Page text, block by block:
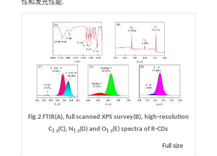
性和发光性能.
Fig.2 FTIR(A), full scanned XPS survey(B), high⁃resolution
C1 s(C), N1 s(D) and O1 s(E) spectra of R⁃CDs
Full size